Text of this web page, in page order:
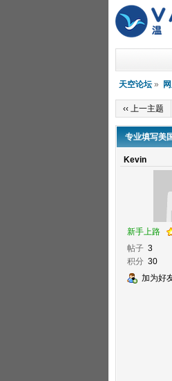
天空论坛 »
‹‹ 上一主题
专业填写美
Kevin
新手上路
帖子 3
积分 30
加为好